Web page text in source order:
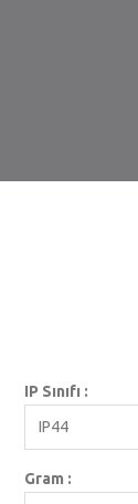
IP Sınıfı :
IP44
Gram :